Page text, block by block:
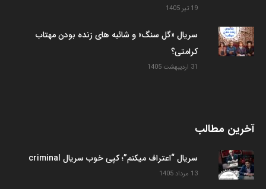
19 تیر 1405
سریال «گل سنگ» و شائبه های زنده بودن مهتاب
کرامتی؟
31 اردیبهشت 1405
آخرین مطالب
سریال “اعتراف میکنم”؛ کپی خوب سریال criminal
13 مرداد 1405